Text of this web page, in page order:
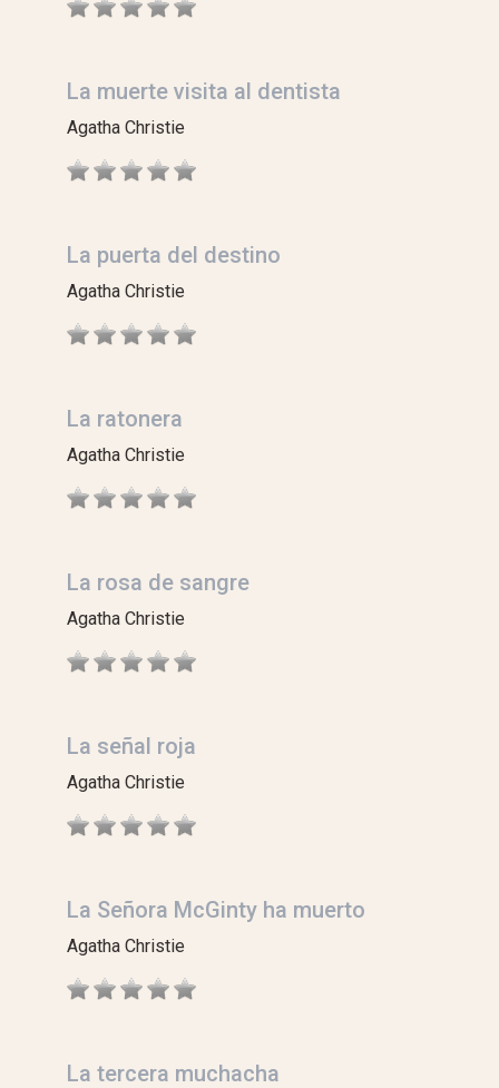
La muerte visita al dentista
Agatha Christie
La puerta del destino
Agatha Christie
La ratonera
Agatha Christie
La rosa de sangre
Agatha Christie
La señal roja
Agatha Christie
La Señora McGinty ha muerto
Agatha Christie
La tercera muchacha